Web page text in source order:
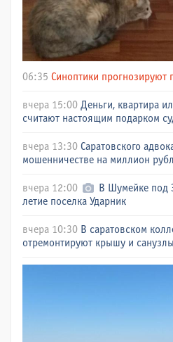
06:35 Синоптики прогнозируют
вчера 15:00 Деньги, квартира
считают настоящим подарком
вчера 13:30 Саратовского
мошенничестве на миллион
вчера 12:00
В Шумейке под
летие поселка Ударник
вчера 10:30 В саратовском
отремонтируют крышу и санузлы